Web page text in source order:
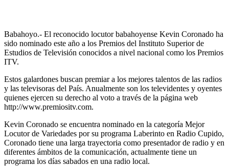
Babahoyo.- El reconocido locutor babahoyense Kevin Coronado ha
sido nominado este año a los Premios del Instituto Superior de
Estudios de Televisión conocidos a nivel nacional como los Premios
ITV.
Estos galardones buscan premiar a los mejores talentos de las radios
y las televisoras del País. Anualmente son los televidentes y oyentes
quienes ejercen su derecho al voto a través de la página web
http://www.premiositv.com.
Kevin Coronado se encuentra nominado en la categoría Mejor
Locutor de Variedades por su programa Laberinto en Radio Cupido,
Coronado tiene una larga trayectoria como presentador de radio y en
diferentes ámbitos de la comunicación, actualmente tiene un
programa los días sabados en una radio local.